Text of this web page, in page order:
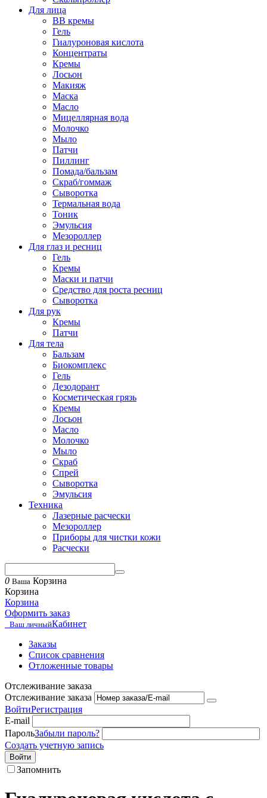
Для лица
BB кремы
Гель
Гиалуроновая кислота
Концентраты
Кремы
Лосьон
Макияж
Маска
Масло
Мицеллярная вода
Молочко
Мыло
Патчи
Пиллинг
Помада/бальзам
Скраб/гоммаж
Сыворотка
Термальная вода
Тоник
Эмульсия
Мезороллер
Для глаз и ресниц
Гель
Кремы
Маски и патчи
Средство для роста ресниц
Сыворотка
Для рук
Кремы
Патчи
Для тела
Бальзам
Биокомплекс
Гель
Дезодорант
Косметическая грязь
Кремы
Лосьон
Масло
Молочко
Мыло
Скраб
Спрей
Сыворотка
Эмульсия
Техника
Лазерные расчески
Мезороллер
Приборы для чистки кожи
Расчески
0 Ваша Корзина
Корзина
Корзина
Оформить заказ
Ваш личныйКабинет
Заказы
Список сравнения
Отложенные товары
Отслеживание заказа
Отслеживание заказа
ВойтиРегистрация
E-mail
ПарольЗабыли пароль?
Создать учетную запись
Войти
Запомнить